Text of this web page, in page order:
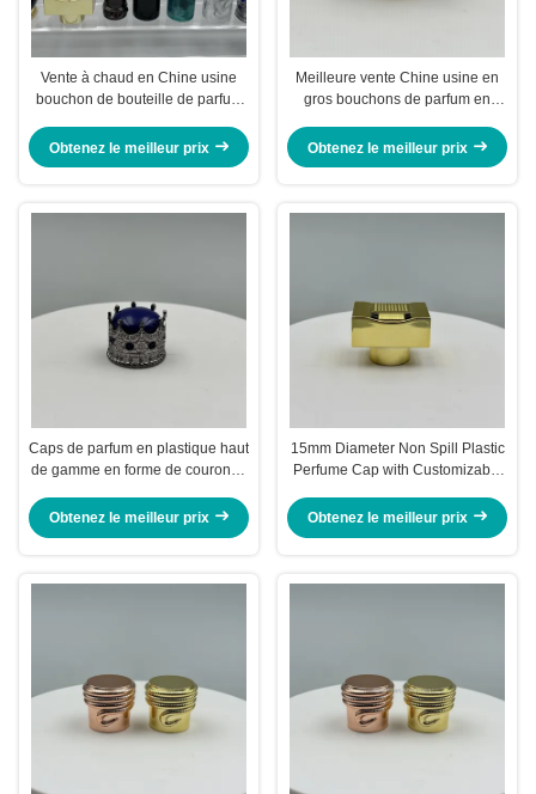
Vente à chaud en Chine usine
bouchon de bouteille de parfum
modèle fer-métal type couvercles
Obtenez le meilleur prix
Meilleure vente Chine usine en
gros bouchons de parfum en
brillant de luxe 15mm couvercle
de bouteille en plastique
Obtenez le meilleur prix
Caps de parfum en plastique haut
de gamme en forme de couronne
aluminium Bouteille en plastique
Couvercle en plastique Caps
Obtenez le meilleur prix
15mm Diameter Non Spill Plastic
Perfume Cap with Customizable
Obtenez le meilleur prix